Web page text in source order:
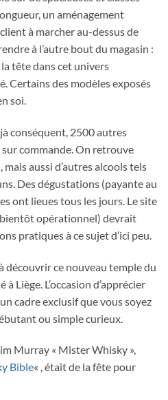
un aménagement
à marcher au-dessus de
à l’autre bout du magasin :
tête dans cet univers
Certains des modèles exposés
soi.
conséquent, 2500 autres
commande. On retrouve
aussi d’autres alcools tels
Des dégustations (payante au
ont lieues tous les jours. Le site
opérationnel) devrait
pratiques à ce sujet d’ici peu.
découvrir ce nouveau temple du
Liège. L’occasion d’apprécier
cadre exclusif que vous soyez
ou simple curieux.
Murray « Mister Whisky »,
Bible« , était de la fête pour